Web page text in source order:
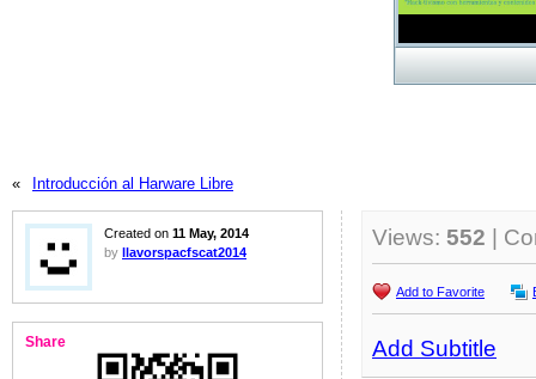
« Introducción al Harware Libre
Created on 11 May, 2014
by llavorspacfscat2014
Share
Views: 552 |
Add to Favorite
Add Subtitle